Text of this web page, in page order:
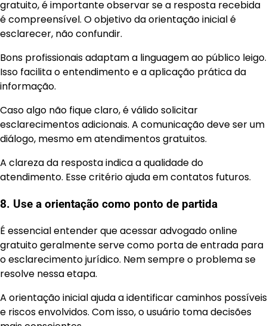
gratuito, é importante observar se a resposta recebida
é compreensível. O objetivo da orientação inicial é
esclarecer, não confundir.
Bons profissionais adaptam a linguagem ao público leigo.
Isso facilita o entendimento e a aplicação prática da
informação.
Caso algo não fique claro, é válido solicitar
esclarecimentos adicionais. A comunicação deve ser um
diálogo, mesmo em atendimentos gratuitos.
A clareza da resposta indica a qualidade do
atendimento. Esse critério ajuda em contatos futuros.
8. Use a orientação como ponto de partida
É essencial entender que acessar advogado online
gratuito geralmente serve como porta de entrada para
o esclarecimento jurídico. Nem sempre o problema se
resolve nessa etapa.
A orientação inicial ajuda a identificar caminhos possíveis
e riscos envolvidos. Com isso, o usuário toma decisões